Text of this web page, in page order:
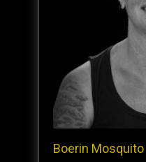
Boerin Mosquito